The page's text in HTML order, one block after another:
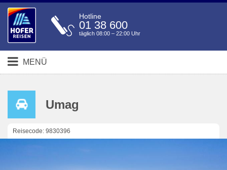
Hotline
01 38 600
täglich 08:00 – 22:00 Uhr
MENÜ
Umag
Reisecode: 9830396